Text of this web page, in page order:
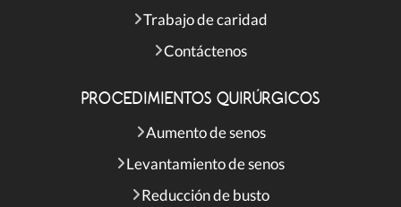
Trabajo de caridad
Contáctenos
PROCEDIMIENTOS QUIRÚRGICOS
Aumento de senos
Levantamiento de senos
Reducción de busto